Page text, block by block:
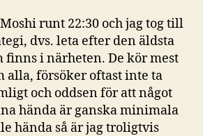
runt 22:30 och jag tog till
dvs. leta efter den äldsta
finns i närheten. De kör mest
alla, försöker oftast inte ta
och oddsen för att något
hända är ganska minimala
hända så är jag troligtvis